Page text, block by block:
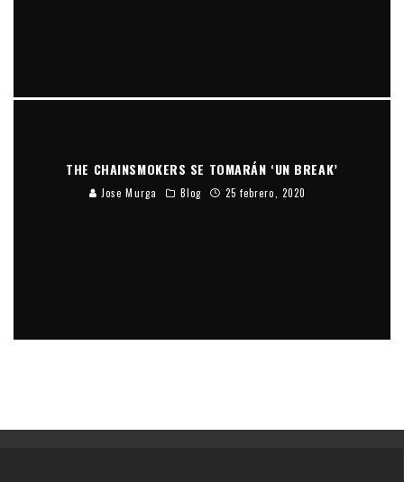
THE CHAINSMOKERS SE TOMARÁN ‘UN BREAK’
Jose Murga Blog 25 febrero, 2020